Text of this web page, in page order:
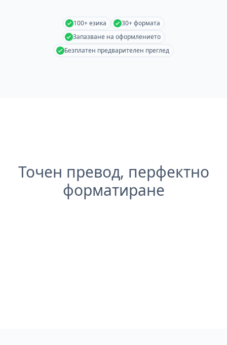
100+ езика
30+ формата
Запазване на оформлението
Безплатен предварителен преглед
Точен превод, перфектно
форматиране